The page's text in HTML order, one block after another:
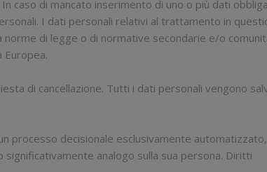
caso di mancato inserimento di uno o più dati
I dati personali relativi al trattamento in
di legge o di normative secondarie e/o
di cancellazione. Tutti i dati personali vengono
processo decisionale esclusivamente automatizzato,
analogo sulla sua persona. Diritti